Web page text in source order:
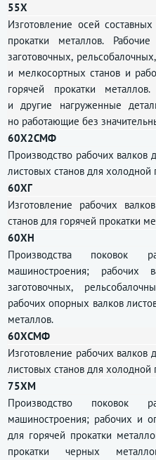
55Х
Изготовление осей
прокатки металлов.
заготовочных,
и мелкосортных станов и
горячей прокатки
и другие нагруженные
но работающие без
60Х2СМФ
Производство рабочих валков
листовых станов для холодной
60ХГ
Изготовление рабочих
станов для горячей прокатки
60ХН
Производства поковок
машиностроения; рабочих
заготовочных,
рабочих опорных валков
металлов.
60ХСМФ
Изготовление рабочих валков
листовых станов для холодной
75ХМ
Производство поковок
машиностроения; рабочих и
для горячей прокатки
прокатки черных